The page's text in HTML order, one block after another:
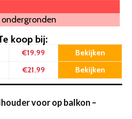
koop bij:
€19.99 Bekijken
€21.99 Bekijken
voor op balkon –